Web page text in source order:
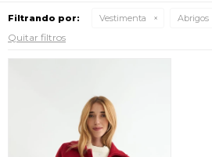
Filtrando por: Vestimenta Abrigos
Quitar filtros